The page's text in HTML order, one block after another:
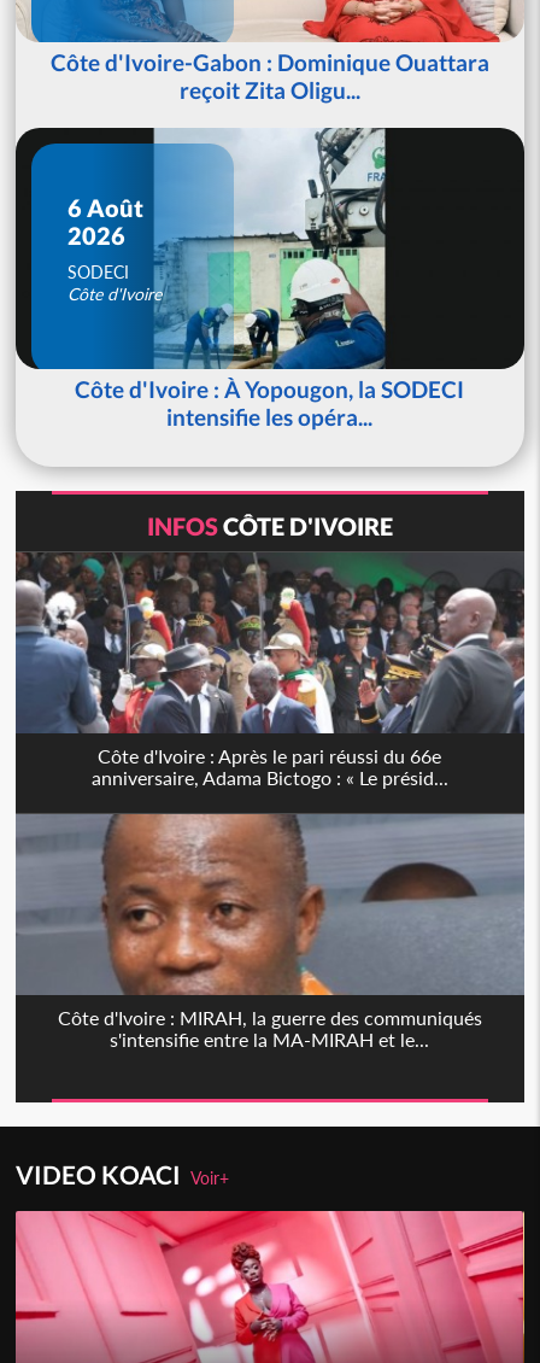
Côte d'Ivoire-Gabon : Dominique Ouattara
reçoit Zita Oligu...
6 Août
2026
SODECI
Côte d'Ivoire
Côte d'Ivoire : À Yopougon, la SODECI
intensifie les opéra...
INFOSCÔTE D'IVOIRE
Côte d'Ivoire : Après le pari réussi du 66e
anniversaire, Adama Bictogo : « Le présid...
Côte d'Ivoire : MIRAH, la guerre des communiqués
s'intensifie entre la MA-MIRAH et le...
VIDEO KOACIVoir+